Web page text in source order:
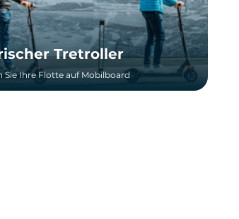
Tretroller
Sie Ihre Flotte auf Mobilboard